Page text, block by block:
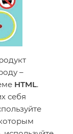
–
HTML.
себя